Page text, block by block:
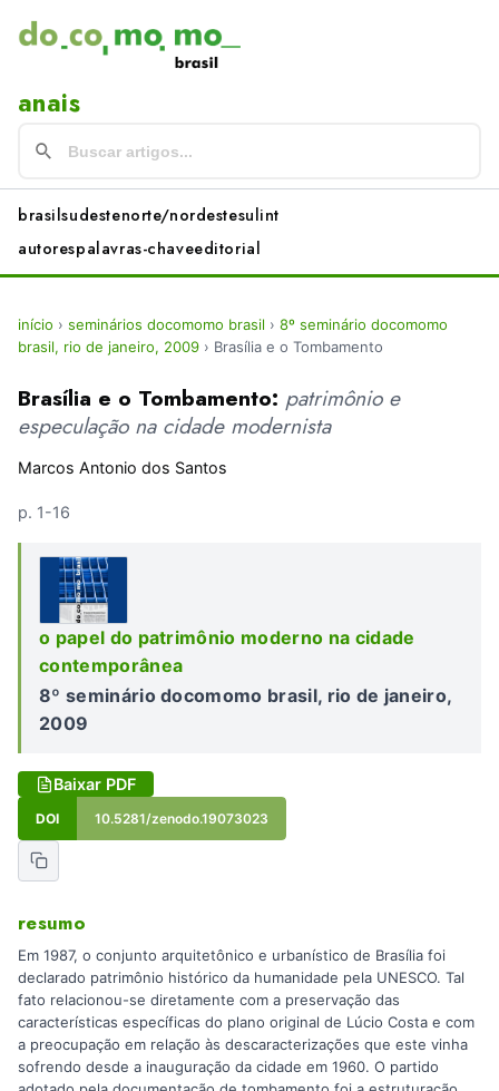
anais
brasilsudestenorte/nordestesulint
autorespalavras-chaveeditorial
início › seminários docomomo brasil › 8º seminário docomomo
brasil, rio de janeiro, 2009 › Brasília e o Tombamento
Brasília e o Tombamento: patrimônio e
especulação na cidade modernista
Marcos Antonio dos Santos
p. 1-16
o papel do patrimônio moderno na cidade
contemporânea
8º seminário docomomo brasil, rio de janeiro,
2009
Baixar PDF
DOI 10.5281/zenodo.19073023
resumo
Em 1987, o conjunto arquitetônico e urbanístico de Brasília foi
declarado patrimônio histórico da humanidade pela UNESCO. Tal
fato relacionou-se diretamente com a preservação das
características específicas do plano original de Lúcio Costa e com
a preocupação em relação às descaracterizações que este vinha
sofrendo desde a inauguração da cidade em 1960. O partido